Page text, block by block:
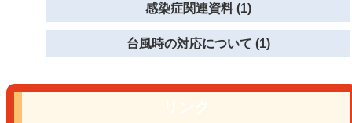
感染症関連資料 (1)
台風時の対応について (1)